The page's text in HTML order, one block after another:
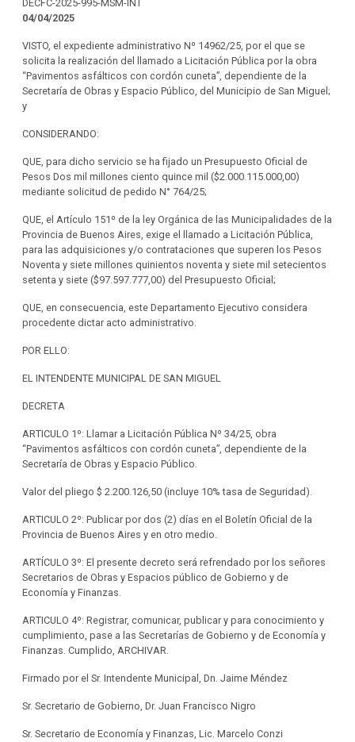
DECFC-2025-995-MSM-INT
04/04/2025
VISTO, el expediente administrativo Nº 14962/25, por el que se
solicita la realización del llamado a Licitación Pública por la obra
“Pavimentos asfálticos con cordón cuneta”, dependiente de la
Secretaría de Obras y Espacio Público, del Municipio de San Miguel;
y
CONSIDERANDO:
QUE, para dicho servicio se ha fijado un Presupuesto Oficial de
Pesos Dos mil millones ciento quince mil ($2.000.115.000,00)
mediante solicitud de pedido N° 764/25;
QUE, el Artículo 151º de la ley Orgánica de las Municipalidades de la
Provincia de Buenos Aires, exige el llamado a Licitación Pública,
para las adquisiciones y/o contrataciones que superen los Pesos
Noventa y siete millones quinientos noventa y siete mil setecientos
setenta y siete ($97.597.777,00) del Presupuesto Oficial;
QUE, en consecuencia, este Departamento Ejecutivo considera
procedente dictar acto administrativo.
POR ELLO:
EL INTENDENTE MUNICIPAL DE SAN MIGUEL
DECRETA
ARTICULO 1º: Llamar a Licitación Pública Nº 34/25, obra
“Pavimentos asfálticos con cordón cuneta”, dependiente de la
Secretaría de Obras y Espacio Público.
Valor del pliego $ 2.200.126,50 (incluye 10% tasa de Seguridad).
ARTICULO 2º: Publicar por dos (2) días en el Boletín Oficial de la
Provincia de Buenos Aires y en otro medio.
ARTÍCULO 3º: El presente decreto será refrendado por los señores
Secretarios de Obras y Espacios público de Gobierno y de
Economía y Finanzas.
ARTICULO 4º: Registrar, comunicar, publicar y para conocimiento y
cumplimiento, pase a las Secretarías de Gobierno y de Economía y
Finanzas. Cumplido, ARCHIVAR.
Firmado por el Sr. Intendente Municipal, Dn. Jaime Méndez
Sr. Secretario de Gobierno, Dr. Juan Francisco Nigro
Sr. Secretario de Economía y Finanzas, Lic. Marcelo Conzi